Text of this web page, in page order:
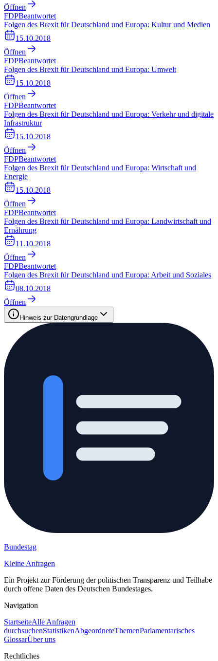
Öffnen
FDPBeantwortet
Folgen des Brexit für Deutschland und Europa: Kultur und Medien
15.10.2018
Öffnen
FDPBeantwortet
Folgen des Brexit für Deutschland und Europa: Umwelt
15.10.2018
Öffnen
FDPBeantwortet
Folgen des Brexit für Deutschland und Europa: Verkehr und digitale
Infrastruktur
15.10.2018
Öffnen
FDPBeantwortet
Folgen des Brexit für Deutschland und Europa: Wirtschaft und
Energie
15.10.2018
Öffnen
FDPBeantwortet
Folgen des Brexit für Deutschland und Europa: Landwirtschaft und
Ernährung
11.10.2018
Öffnen
FDPBeantwortet
Folgen des Brexit für Deutschland und Europa: Arbeit und Soziales
08.10.2018
Öffnen
Hinweis zur Datengrundlage
Bundestag
Kleine Anfragen
Ein Projekt zur Förderung der politischen Transparenz und Teilhabe
durch offene Daten des Deutschen Bundestages.
Navigation
StartseiteAlle Anfragen
durchsuchenStatistikenAbgeordneteThemenParlamentarisches
GlossarÜber uns
Rechtliches